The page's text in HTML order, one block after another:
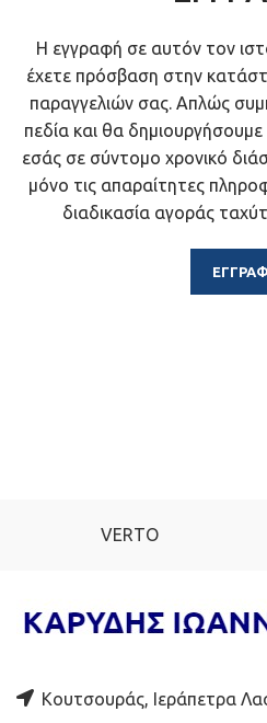
Η εγγραφή σε αυτόν τον
έχετε πρόσβαση στην
παραγγελιών σας. Απλώς
πεδία και θα
εσάς σε σύντομο χρονικό
μόνο τις απαραίτητες
διαδικασία αγοράς
VERTO
Κουτσουράς, Ιεράπετρα